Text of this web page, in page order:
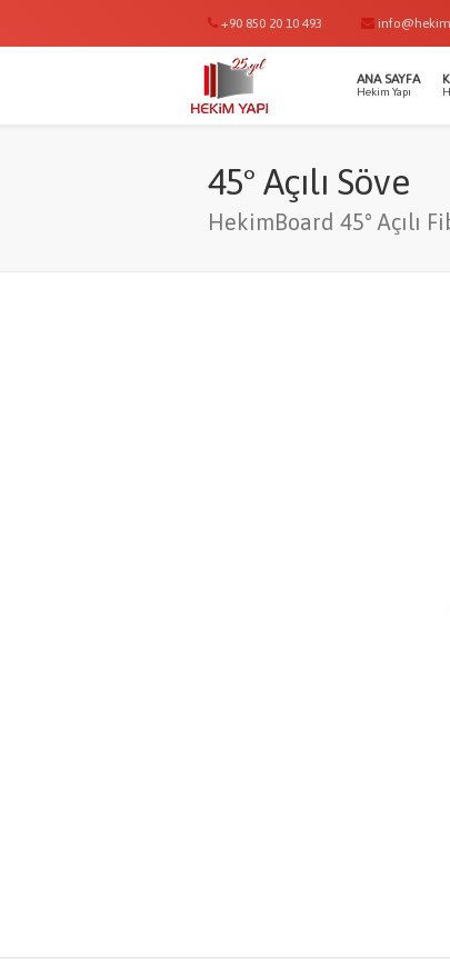
+90 850 20 10 493
ANA SAYFA
Hekim Yapı
45° Açılı Söve
HekimBoard 45° Açılı